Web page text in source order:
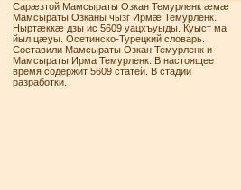
Сарæзтой Мамсыраты Озкан Темурленк æмæ
Мамсыраты Озканы чызг Ирмæ Темурленк.
Ныртæккæ дзы ис 5609 уацхъуыды. Куыст ма
йыл цæуы. Осетинско-Турецкий словарь.
Составили Мамсыраты Озкан Темурленк и
Мамсыраты Ирма Темурленк. В настоящее
время содержит 5609 статей. В стадии
разработки.